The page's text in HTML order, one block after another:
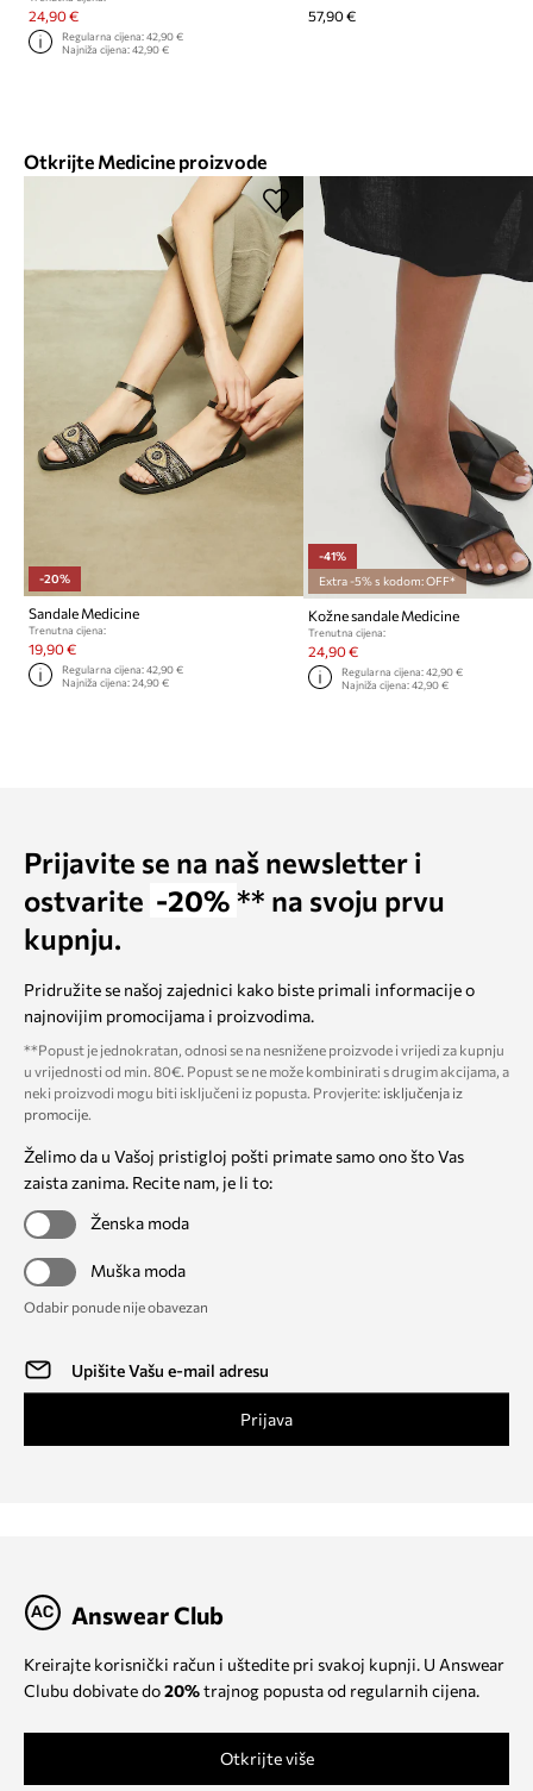
24,90 €
Regularna cijena:42,90 €
Najniža cijena:42,90 €
57,90 €
Otkrijte Medicine proizvode
-20%
Sandale Medicine
Trenutna cijena:
19,90 €
Regularna cijena:42,90 €
Najniža cijena:24,90 €
-41%
Extra -5% s kodom: OFF*
Kožne sandale Medicine
Trenutna cijena:
24,90 €
Regularna cijena: 42,90 €
Najniža cijena: 42,90 €
Prijavite se na naš newsletter i
ostvarite -20% ** na svoju prvu
kupnju.
Pridružite se našoj zajednici kako biste primali informacije o
najnovijim promocijama i proizvodima.
**Popust je jednokratan, odnosi se na nesnižene proizvode i vrijedi za kupnju
u vrijednosti od min. 80€. Popust se ne može kombinirati s drugim akcijama, a
neki proizvodi mogu biti isključeni iz popusta. Provjerite: isključenja iz
promocije.
Želimo da u Vašoj pristigloj pošti primate samo ono što Vas
zaista zanima. Recite nam, je li to:
Ženska moda
Muška moda
Odabir ponude nije obavezan
Prijava
Answear Club
Kreirajte korisnički račun i uštedite pri svakoj kupnji. U Answear
Clubu dobivate do20%trajnog popusta od regularnih cijena.
Otkrijte više